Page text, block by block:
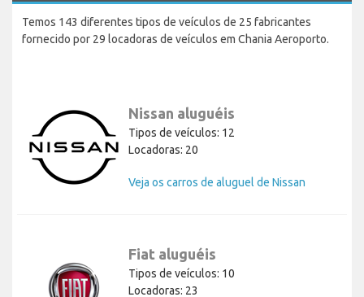
Temos 143 diferentes tipos de veículos de 25 fabricantes
fornecido por 29 locadoras de veículos em Chania Aeroporto.
Nissan aluguéis
Tipos de veículos: 12
Locadoras: 20
Veja os carros de aluguel de Nissan
Fiat aluguéis
Tipos de veículos: 10
Locadoras: 23